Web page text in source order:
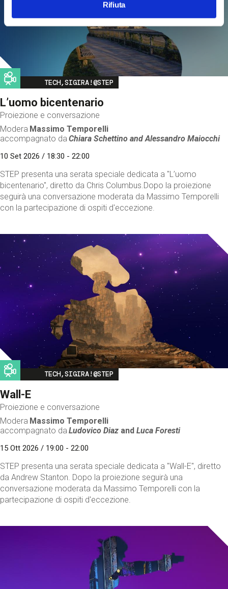
Rifiuta
Image
TECH,SIGIRA!@STEP
L’uomo bicentenario
Proiezione e conversazione
Modera Massimo Temporelli
accompagnato da Chiara Schettino andAlessandro Maiocchi
10 Set 2026 / 18:30 - 22:00
STEP presenta una serata speciale dedicata a "L’uomo
bicentenario", diretto da Chris Columbus.Dopo la proiezione
seguirà una conversazione moderata da Massimo Temporelli
con la partecipazione di ospiti d'eccezione.
Image
TECH,SIGIRA!@STEP
Wall-E
Proiezione e conversazione
Modera Massimo Temporelli
accompagnato da Ludovico Diaz andLuca Foresti
15 Ott 2026 / 19:00 - 22:00
STEP presenta una serata speciale dedicata a "Wall-E", diretto
da Andrew Stanton. Dopo la proiezione seguirà una
conversazione moderata da Massimo Temporelli con la
partecipazione di ospiti d'eccezione.